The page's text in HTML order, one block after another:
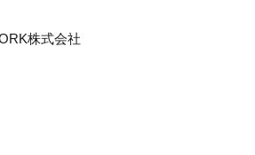
株式会社